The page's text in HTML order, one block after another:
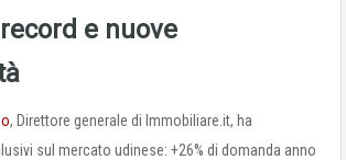
e nuove
, Direttore generale di Immobiliare.it, ha
sul mercato udinese: +26% di domanda anno